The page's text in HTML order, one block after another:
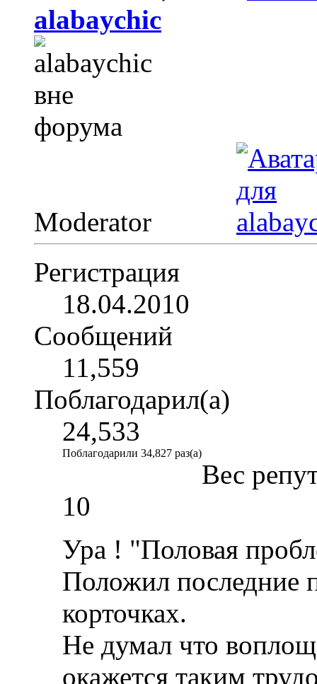
alabaychic
Moderator
Регистрация
18.04.2010
Сообщений
11,559
Поблагодарил(а)
24,533
Поблагодарили 34,827 раз(а)
Вес
10
Ура ! "Половая
Положил последние
корточках.
Не думал что
окажется таким